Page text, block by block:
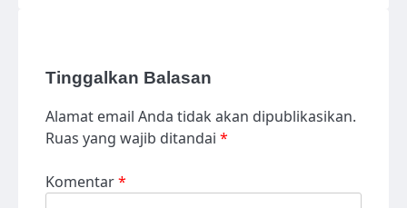
Tinggalkan Balasan
Alamat email Anda tidak akan dipublikasikan.
Ruas yang wajib ditandai *
Komentar*